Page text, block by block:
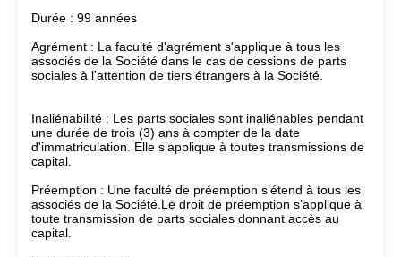
Durée : 99 années
Agrément : La faculté d'agrément s'applique à tous les
associés de la Société dans le cas de cessions de parts
sociales à l'attention de tiers étrangers à la Société.
Inaliénabilité : Les parts sociales sont inaliénables pendant
une durée de trois (3) ans à compter de la date
d'immatriculation. Elle s’applique à toutes transmissions de
capital.
Préemption : Une faculté de préemption s’étend à tous les
associés de la Société.Le droit de préemption s’applique à
toute transmission de parts sociales donnant accès au
capital.